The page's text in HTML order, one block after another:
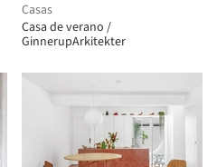
Casas
Casa de verano /
GinnerupArkitekter